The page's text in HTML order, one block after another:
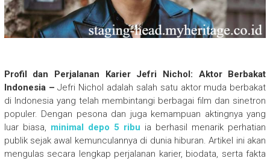
Profil dan Perjalanan Karier Jefri Nichol: Aktor Berbakat
Indonesia –Jefri Nichol adalah salah satu aktor muda berbakat
di Indonesia yang telah membintangi berbagai film dan sinetron
populer. Dengan pesona dan juga kemampuan aktingnya yang
luar biasa, minimal depo 5 ribu ia berhasil menarik perhatian
publik sejak awal kemunculannya di dunia hiburan. Artikel ini akan
mengulas secara lengkap perjalanan karier, biodata, serta fakta